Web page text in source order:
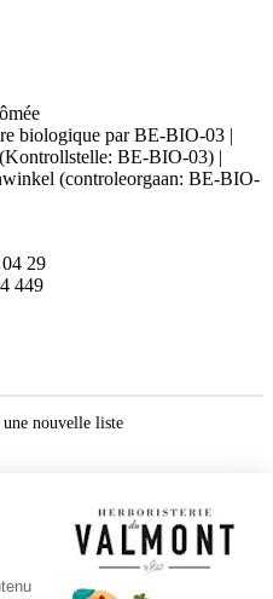
biologique par BE-BIO-03 |
BE-BIO-03) |
(controleorgaan: BE-BIO-
29
449
une nouvelle liste